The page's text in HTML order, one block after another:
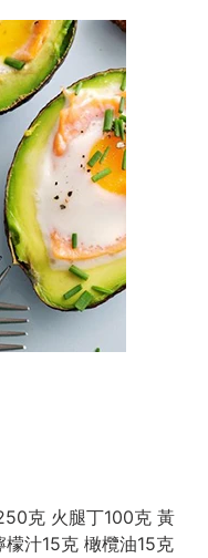
克 火腿丁100克 黃
汁15克 橄欖油15克